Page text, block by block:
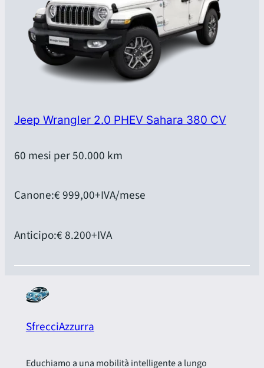
Jeep Wrangler 2.0 PHEV Sahara 380 CV
60 mesi per 50.000 km
Canone:€ 999,00+IVA/mese
Anticipo:€ 8.200+IVA
SfrecciAzzurra
Educhiamo a una mobilità intelligente a lungo